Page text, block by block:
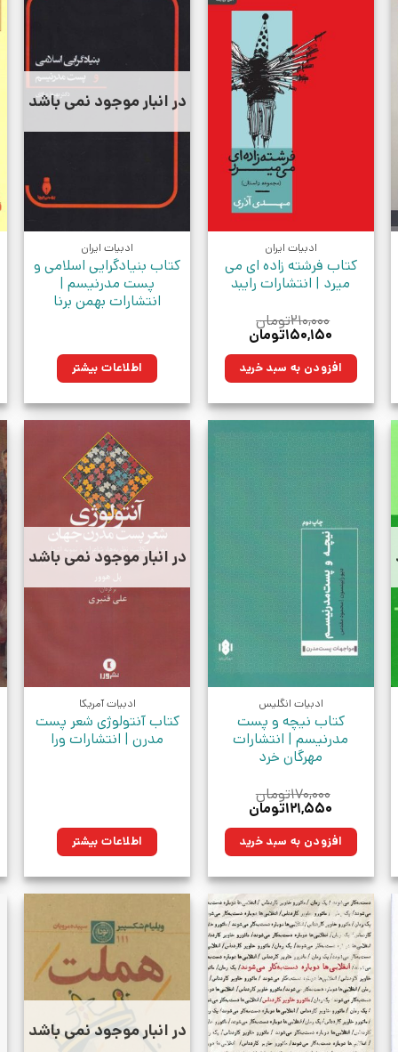
ادبیات ایران
کتاب فرشته زاده ای می
میرد | انتشارات رایبد
۲۱۰,۰۰۰تومان
قیمت
۲۱۰,۰۰۰تومان
بود.
۱۵۰,۱۵۰تومانقیمت
۱۵۰,۱۵۰تومان.افزودن به سبد خرید
در انبار موجود نمی باشد
ادبیات ایران
کتاب بنیادگرایی اسلامی و
پست مدرنیسم |
انتشارات بهمن برنا
اطلاعات بیشتر
ادبیات انگلیس
کتاب نیچه و پست
مدرنیسم | انتشارات
مهرگان خرد
۱۷۰,۰۰۰تومان
قیمت
۱۷۰,۰۰۰تومان
بود.
۱۲۱,۵۵۰تومانقیمت
۱۲۱,۵۵۰تومان.افزودن به سبد خرید
در انبار موجود نمی باشد
ادبیات آمریکا
کتاب آنتولوژی شعر پست
مدرن | انتشارات ورا
اطلاعات بیشتر
در انبار موجود نمی باشد